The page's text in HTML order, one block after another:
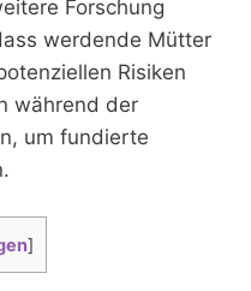
Forschung
werdende Mütter
Risiken
während der
um fundierte
]